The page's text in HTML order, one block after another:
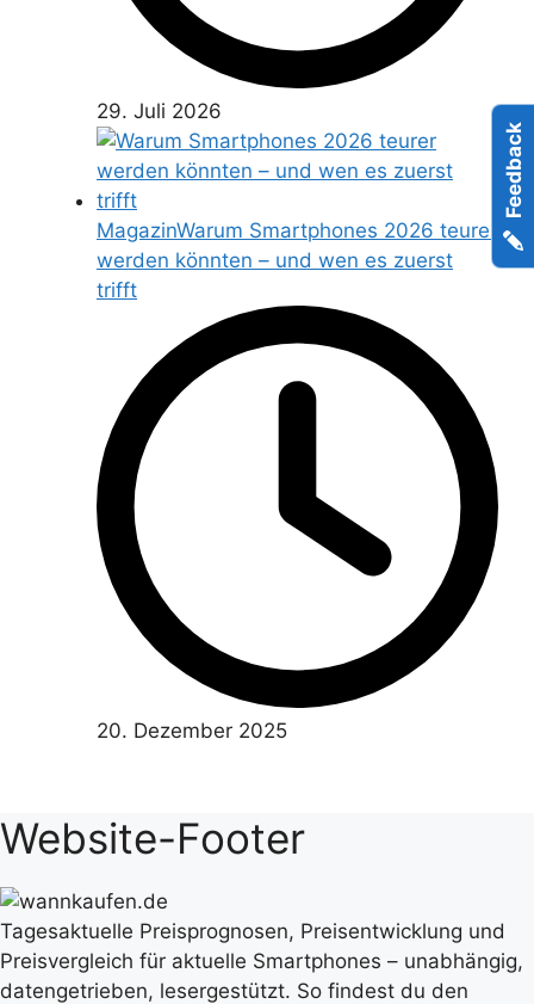
29. Juli 2026
MagazinWarum Smartphones 2026 teurer
werden könnten – und wen es zuerst
trifft
20. Dezember 2025
Website-Footer
Tagesaktuelle Preisprognosen, Preisentwicklung und
Preisvergleich für aktuelle Smartphones – unabhängig,
datengetrieben, lesergestützt. So findest du den
Feedback